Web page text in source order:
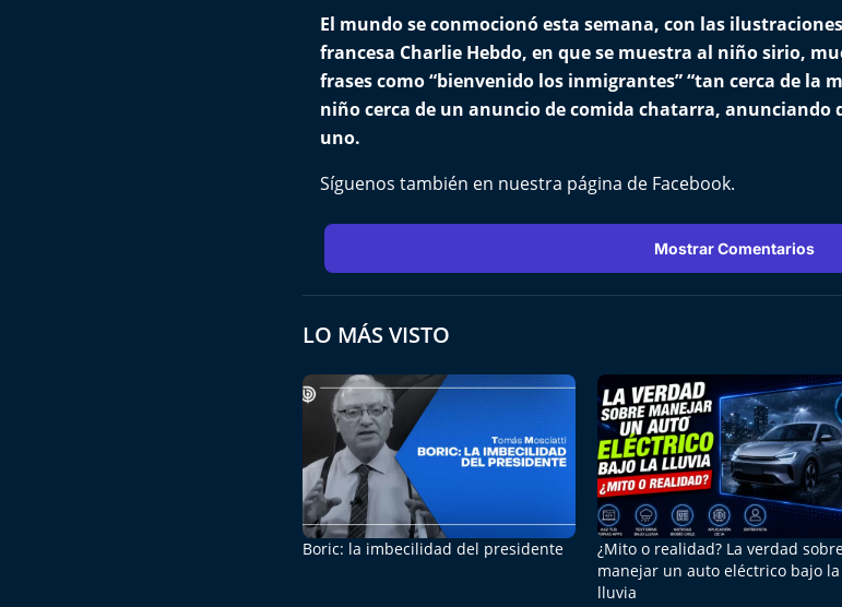
El mundo se conmocionó esta semana, con las
francesa Charlie Hebdo, en que se muestra al niño sirio,
frases como “bienvenido los inmigrantes” “tan cerca de la
niño cerca de un anuncio de comida chatarra, anunciando
uno.
Síguenos también en nuestra página de Facebook.
Mostrar Comentarios
LO MÁS VISTO
Boric: la imbecilidad del presidente
¿Mito o realidad? La verdad
manejar un auto eléctrico bajo la
lluvia